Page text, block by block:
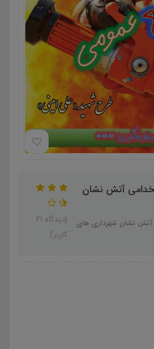
آتش نشان
آتش نشان شهرداری های
(دیدگاه 21
کاربر)